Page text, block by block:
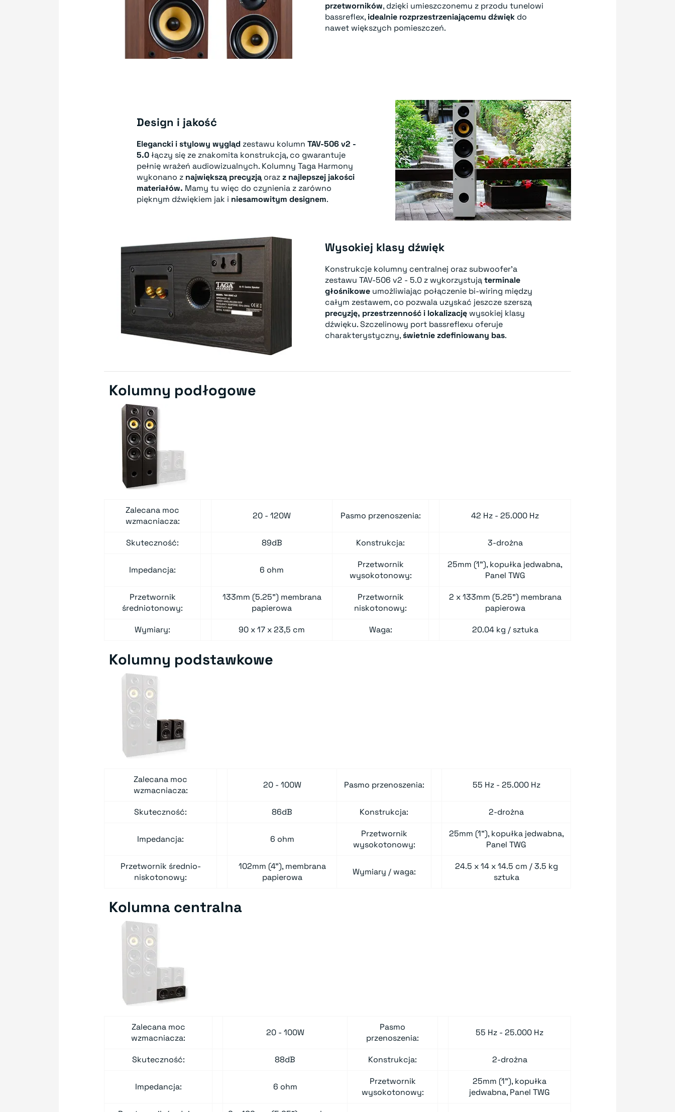
przetworników, dzięki umieszczonemu z przodu tunelowi
bassreflex, idealnie rozprzestrzeniającemu dźwięk do
nawet większych pomieszczeń.
Design i jakość
Elegancki i stylowy wygląd zestawu kolumn TAV-506 v2 -
5.0łączy się ze znakomita konstrukcją, co gwarantuje
pełnię wrażeń audiowizualnych. Kolumny Taga Harmony
wykonano z największą precyzją orazz najlepszej jakości
materiałów. Mamy tu więc do czynienia z zarówno
pięknym dźwiękiem jak i niesamowitym designem.
Wysokiej klasy dźwięk
Konstrukcje kolumny centralnej oraz subwoofer'a
zestawu TAV-506 v2 - 5.0 z wykorzystująterminale
głośnikowe umożliwiając połączenie bi-wiring między
całym zestawem, co pozwala uzyskać jeszcze szerszą
precyzję, przestrzenność i lokalizację wysokiej klasy
dźwięku. Szczelinowy port bassreflexu oferuje
charakterystyczny,świetnie zdefiniowany bas.
Kolumny podłogowe
Zalecana moc
wzmacniacza:
20 - 120W Pasmo przenoszenia: 42 Hz - 25.000 Hz
Skuteczność: 89dB Konstrukcja: 3-drożna
Impedancja: 6 ohm
Przetwornik
wysokotonowy:
25mm (1"), kopułka jedwabna,
Panel TWG
Przetwornik
średniotonowy:
133mm (5.25") membrana
papierowa
Przetwornik
niskotonowy:
2 x 133mm (5.25") membrana
papierowa
Wymiary: 90 x 17 x 23,5 cm Waga: 20.04 kg / sztuka
Kolumny podstawkowe
Zalecana moc
wzmacniacza:
20 - 100W Pasmo przenoszenia: 55 Hz - 25.000 Hz
Skuteczność: 86dB Konstrukcja: 2-drożna
Impedancja: 6 ohm
Przetwornik
wysokotonowy:
25mm (1"), kopułka jedwabna,
Panel TWG
Przetwornik średnio-
niskotonowy:
102mm (4"), membrana
papierowa
Wymiary / waga:
24.5 x 14 x 14.5 cm / 3.5 kg
sztuka
Kolumna centralna
Zalecana moc
wzmacniacza:
20 - 100W
Pasmo
przenoszenia:
55 Hz - 25.000 Hz
Skuteczność: 88dB Konstrukcja: 2-drożna
Impedancja: 6 ohm
Przetwornik
wysokotonowy:
25mm (1"), kopułka
jedwabna, Panel TWG